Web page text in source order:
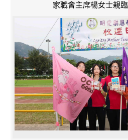
家職會主席楊女士親